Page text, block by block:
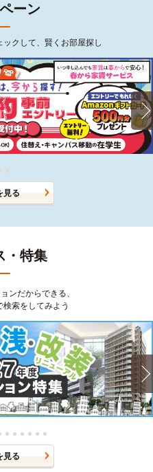
ーン
クして、賢くお部屋探し
見る
・特集
ンだからできる、
索をしてみよう
見る